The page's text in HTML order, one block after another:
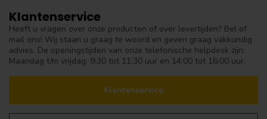
Klantenservice
Heeft u vragen over onze producten of over levertijden? Bel of
mail ons! Wij staan u graag te woord en geven graag vakkundig
advies. De openingstijden van onze telefonische helpdesk zijn:
Maandag t/m vrijdag: 9:30 tot 11:30 uur en 14:00 tot 16:00 uur.
Klantenservice